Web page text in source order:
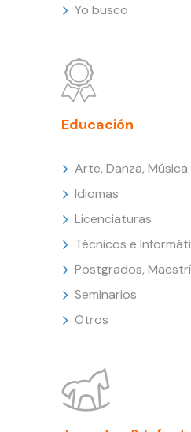
Yo busco
Educación
Arte, Danza, Música
Idiomas
Licenciaturas
Técnicos e
Postgrados,
Seminarios
Otros